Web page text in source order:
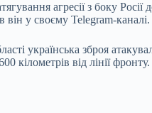
агресії з боку
він у своєму Telegram-каналі.
українська зброя
кілометрів від лінії фронту.